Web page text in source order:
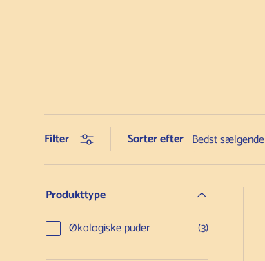
Filter Sorter efter Bedst sælgende
Produkttype
Økologiske puder
(3)